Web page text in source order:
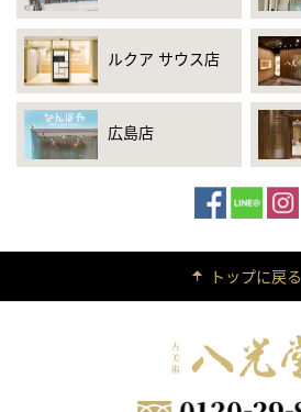
ルクア サウス店
広島店
トップに戻る